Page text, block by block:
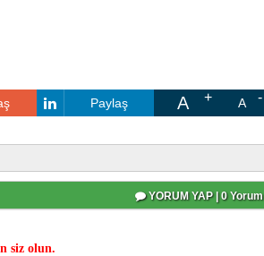
Paylaş A A
YORUM YAP | 0 Yorum
siz olun.